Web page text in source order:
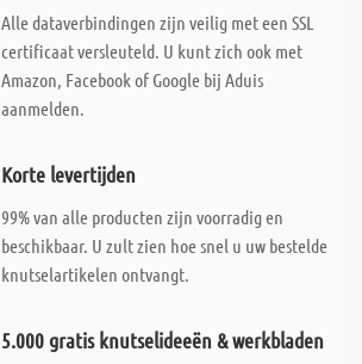
Alle dataverbindingen zijn veilig met een SSL
certificaat versleuteld. U kunt zich ook met
Amazon, Facebook of Google bij Aduis
aanmelden.
Korte levertijden
99% van alle producten zijn voorradig en
beschikbaar. U zult zien hoe snel u uw bestelde
knutselartikelen ontvangt.
5.000 gratis knutselideeën & werkbladen